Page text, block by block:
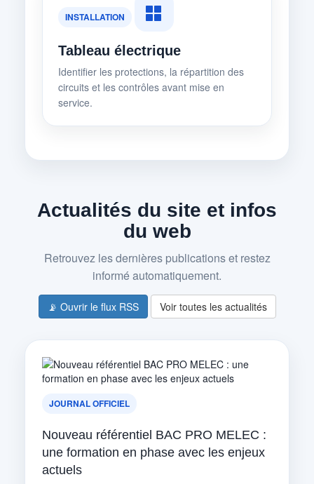
INSTALLATION
Tableau électrique
Identifier les protections, la répartition des
circuits et les contrôles avant mise en
service.
Actualités du site et infos
du web
Retrouvez les dernières publications et restez
informé automatiquement.
📡 Ouvrir le flux RSS Voir toutes les actualités
JOURNAL OFFICIEL
Nouveau référentiel BAC PRO MELEC :
une formation en phase avec les enjeux
actuels